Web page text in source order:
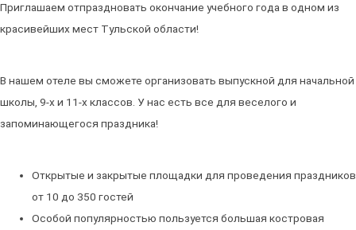
Приглашаем отпраздновать окончание учебного года в одном из
красивейших мест Тульской области!
В нашем отеле вы сможете организовать выпускной для начальной
школы, 9-х и 11-х классов. У нас есть все для веселого и
запоминающегося праздника!
Открытые и закрытые площадки для проведения праздников
от 10 до 350 гостей
Особой популярностью пользуется большая костровая